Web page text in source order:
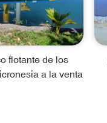
flotante de los
a la venta